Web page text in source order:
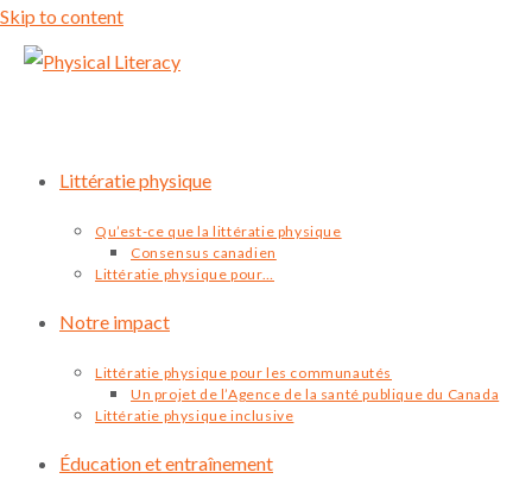
Skip to content
Littératie physique
Qu’est-ce que la littératie physique
Consensus canadien
Littératie physique pour…
Notre impact
Littératie physique pour les communautés
Un projet de l’Agence de la santé publique du Canada
Littératie physique inclusive
Éducation et entraînement